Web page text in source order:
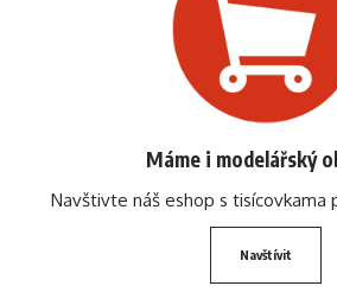
Máme i modelářský
Navštivte náš eshop s tisícovkama
Navštívit